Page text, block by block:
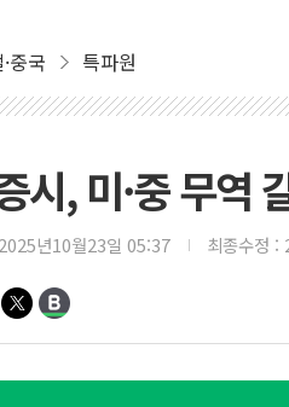
중국 특파원
시, 미·중 무역
2025년10월23일 05:37 최종수정 :